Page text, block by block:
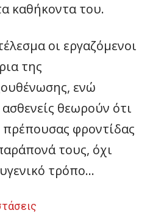
καθήκοντα του.
οι εργαζόμενοι
της
ενώ
θεωρούν ότι
φροντίδας
τους, όχι
τρόπο…